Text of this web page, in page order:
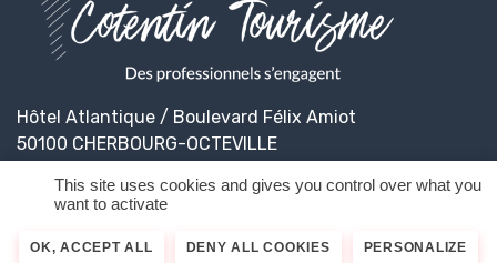
Hôtel Atlantique / Boulevard Félix Amiot
50100 CHERBOURG-OCTEVILLE
Politique de confidentialité
This site uses cookies and gives you control over what you
want to activate
OK, ACCEPT ALL DENY ALL COOKIES PERSONALIZE